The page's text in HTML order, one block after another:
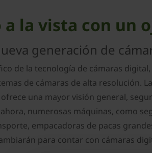
a la vista con un
generación de
de la tecnología de cámaras digital,
de cámaras de alta resolución.
una mayor visión general,
numerosas máquinas, como
empacadoras de pacas
para contar con cámaras